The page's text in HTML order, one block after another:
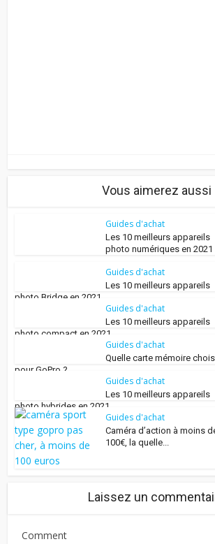
Vous aimerez aussi
Guides d'achat
Les 10 meilleurs appareils
photo numériques en 2021
Guides d'achat
Les 10 meilleurs appareils
photo Bridge en 2021
Guides d'achat
Les 10 meilleurs appareils
photo compact en 2021
Guides d'achat
Quelle carte mémoire
pour GoPro ?
Guides d'achat
Les 10 meilleurs appareils
photo hybrides en 2021
Guides d'achat
Caméra d’action à moins
100€, la quelle...
Laissez un
Comment